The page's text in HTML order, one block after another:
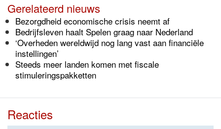
Gerelateerd nieuws
Bezorgdheid economische crisis neemt af
Bedrijfsleven haalt Spelen graag naar Nederland
‘Overheden wereldwijd nog lang vast aan financiële
instellingen’
Steeds meer landen komen met fiscale
stimuleringspakketten
Reacties